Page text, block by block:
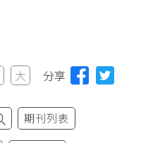
大 分享
期刊列表